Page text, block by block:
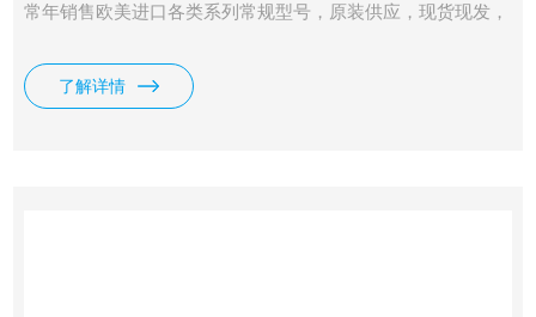
常年销售欧美进口各类系列常规型号，原装供应，现货现发，
了解详情